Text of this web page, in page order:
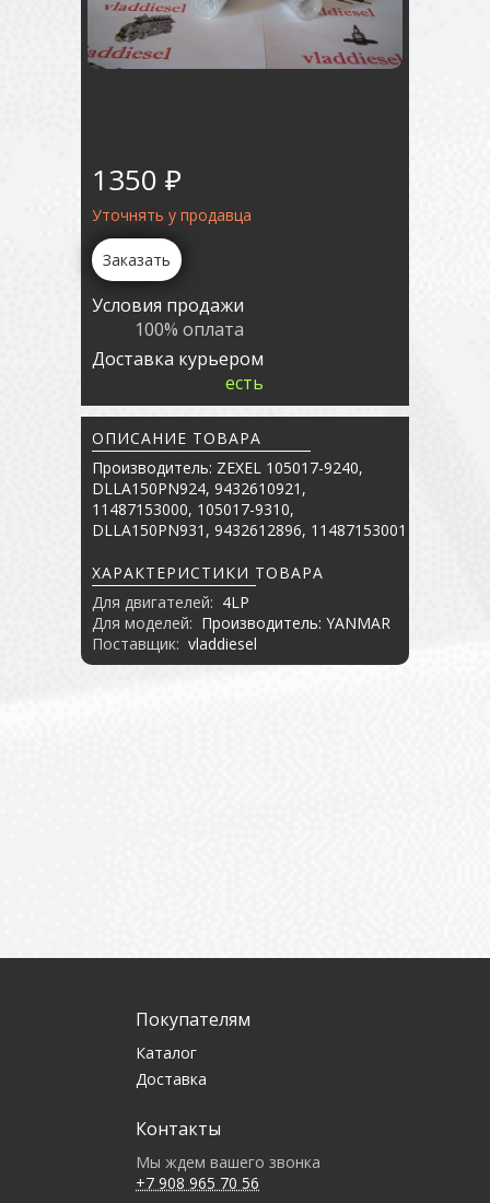
1350 ₽
Уточнять у продавца
Заказать
Условия продажи
100% оплата
Доставка курьером
есть
ОПИСАНИЕ ТОВАРА
Производитель: ZEXEL 105017-9240,
DLLA150PN924, 9432610921,
11487153000, 105017-9310,
DLLA150PN931, 9432612896, 11487153001
ХАРАКТЕРИСТИКИ ТОВАРА
Для двигателей: 4LP
Для моделей: Производитель: YANMAR
Поставщик: vladdiesel
Покупателям
Каталог
Доставка
Контакты
Мы ждем вашего звонка
+7 908 965 70 56